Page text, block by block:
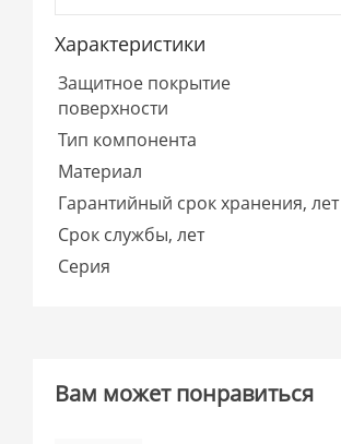
Характеристики
Защитное покрытие
поверхности
Тип компонента
Материал
Гарантийный срок хранения, лет
Срок службы, лет
Серия
Вам может понравиться